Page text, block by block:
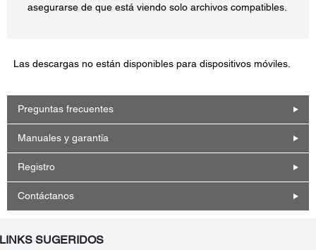
asegurarse de que está viendo solo archivos compatibles.
Las descargas no están disponibles para dispositivos móviles.
Preguntas frecuentes
Manuales y garantía
Registro
Contáctanos
LINKS SUGERIDOS